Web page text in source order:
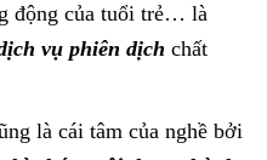
động của tuổi trẻ… là
vụ phiên dịch chất
là cái tâm của nghề bởi